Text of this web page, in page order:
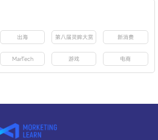
出海 第八届灵眸大赏 新消费
MarTech 游戏 电商